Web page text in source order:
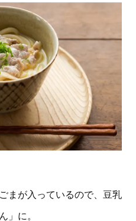
まが入っているので、豆乳
」に。